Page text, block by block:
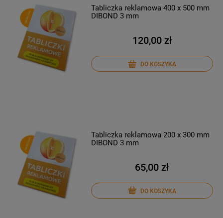
Tabliczka reklamowa 400 x 500 mm
DIBOND 3 mm
120,00 zł
DO KOSZYKA
Tabliczka reklamowa 200 x 300 mm
DIBOND 3 mm
65,00 zł
DO KOSZYKA